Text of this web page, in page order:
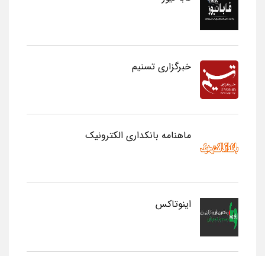
خبرگزاری تسنیم
ماهنامه بانکداری الکترونیک
اینوتاکس